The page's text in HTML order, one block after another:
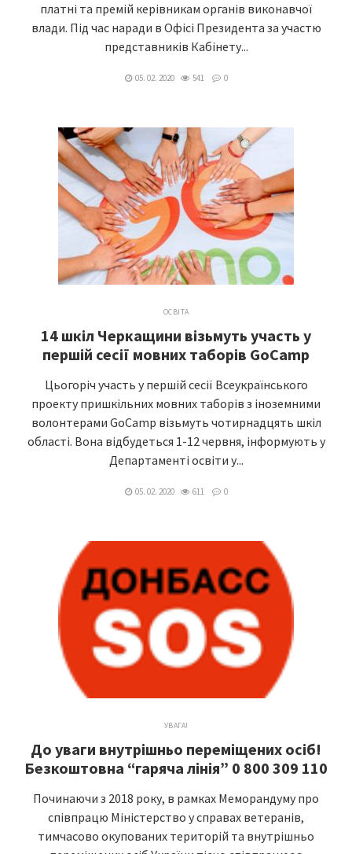
платні та премій керівникам органів виконавчої
влади. Під час наради в Офісі Президента за участю
представників Кабінету...
05. 02. 2020 541 0
ОСВІТА
14 шкіл Черкащини візьмуть участь у
першій сесії мовних таборів GoCamp
Цьогоріч участь у першій сесії Всеукраїнського
проекту пришкільних мовних таборів з іноземними
волонтерами GoCamp візьмуть чотирнадцять шкіл
області. Вона відбудеться 1-12 червня, інформують у
Департаменті освіти у...
05. 02. 2020 611 0
УВАГА!
До уваги внутрішньо переміщених осіб!
Безкоштовна “гаряча лінія” 0 800 309 110
Починаючи з 2018 року, в рамках Меморандуму про
співпрацю Міністерство у справах ветеранів,
тимчасово окупованих територій та внутрішньо